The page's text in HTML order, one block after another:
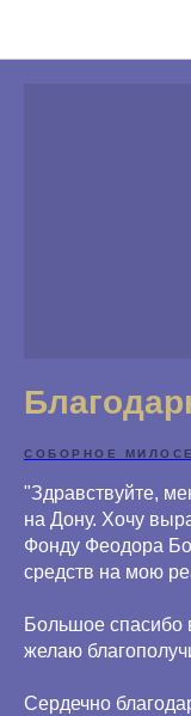
СОБОРНОЕ
"Здравствуйте,
на Дону. Хочу
Фонду Феодора
средств на мою
Большое спасибо
желаю
Сердечно